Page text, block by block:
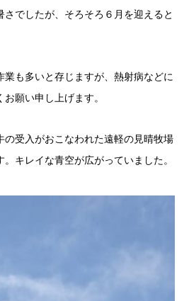
でしたが、そろそろ６月を迎えると
業も多いと存じますが、熱射病などに
願い申し上げます。
の受入がおこなわれた遠軽の見晴牧場
キレイな青空が広がっていました。